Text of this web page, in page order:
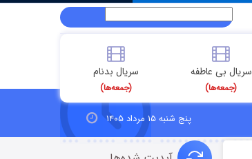
سریال بی عاطفه
(جمعه‌ها)
سریال بدنام
(جمعه‌ها)
پنج شنبه ۱۵ مرداد ۱۴۰۵